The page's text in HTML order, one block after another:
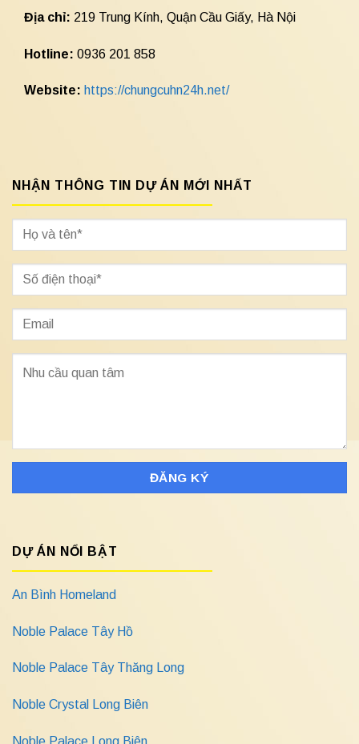
Địa chỉ: 219 Trung Kính, Quận Cầu Giấy, Hà Nội
Hotline: 0936 201 858
Website: https://chungcuhn24h.net/
NHẬN THÔNG TIN DỰ ÁN MỚI NHẤT
DỰ ÁN NỔI BẬT
An Bình Homeland
Noble Palace Tây Hồ
Noble Palace Tây Thăng Long
Noble Crystal Long Biên
Noble Palace Long Biên